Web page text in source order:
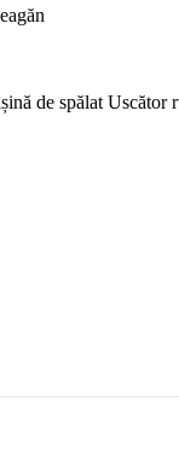
de spălat Uscător